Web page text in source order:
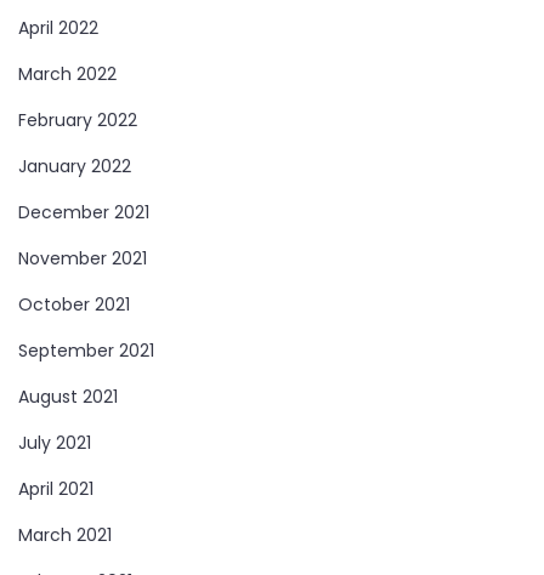
April 2022
March 2022
February 2022
January 2022
December 2021
November 2021
October 2021
September 2021
August 2021
July 2021
April 2021
March 2021